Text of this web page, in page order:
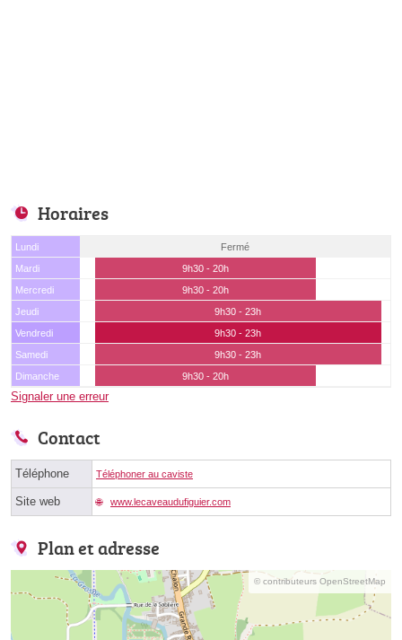
Horaires
Lundi
Fermé
Mardi
9h30 - 20h
Mercredi
9h30 - 20h
Jeudi
9h30 - 23h
Vendredi
9h30 - 23h
Samedi
9h30 - 23h
Dimanche
9h30 - 20h
Signaler une erreur
Contact
Téléphone Téléphoner au caviste
Site web www.lecaveaudufiguier.com
Plan et adresse
© contributeurs OpenStreetMap